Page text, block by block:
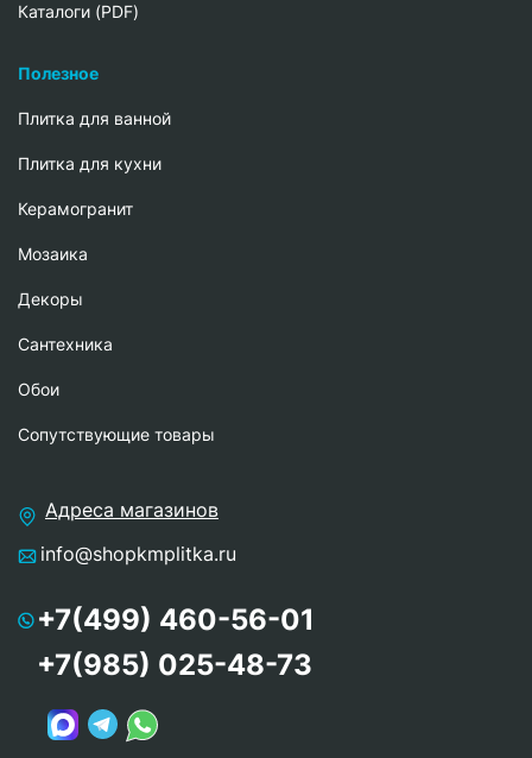
Каталоги (PDF)
Полезное
Плитка для ванной
Плитка для кухни
Керамогранит
Мозаика
Декоры
Сантехника
Обои
Сопутствующие товары
Адреса магазинов
info@shopkmplitka.ru
+7(499) 460-56-01
+7(985) 025-48-73